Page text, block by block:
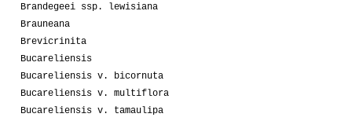
Brandegeei ssp. lewisiana
Brauneana
Brevicrinita
Bucareliensis
Bucareliensis v. bicornuta
Bucareliensis v. multiflora
Bucareliensis v. tamaulipa